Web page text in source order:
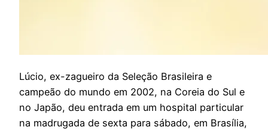
Lúcio, ex-zagueiro da Seleção Brasileira e
campeão do mundo em 2002, na Coreia do Sul e
no Japão, deu entrada em um hospital particular
na madrugada de sexta para sábado, em Brasília,